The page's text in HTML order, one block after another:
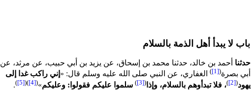
حدثنا أحمد بن خالد، حدثنا محمد بن إسحاق، عن يزيد بن أبي حبيب، عن مرثد، عن
أبي بصرة(
[1]
) الغفاري، عن النبي صلى الله عليه وسلم قال: «إني راكب غدا إلى
يهود(
[2]
)، فلا تبدأوهم بالسلام، وإذا (
[3]
) سلموا عليكم فقولوا: وعليكم»
(
[4]
)(
[5]
)
.